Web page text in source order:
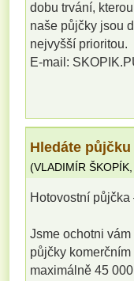
dobu trvání,
naše půjčky jsou
nejvyšší prioritou.
E-mail:
Hledáte
(VLADIMÍR ŠKOPÍK
Hotovostní
Jsme ochotni
půjčky
maximálně 45